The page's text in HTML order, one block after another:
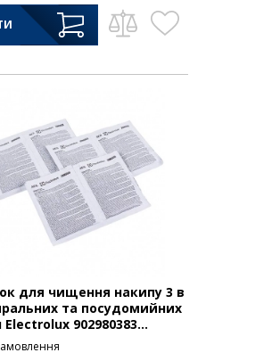
для чищення накипу 3 в
та посудомийних
902980383...